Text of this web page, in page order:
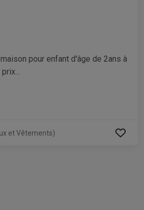
pour enfant d'âge de 2ans à
et Vêtements)